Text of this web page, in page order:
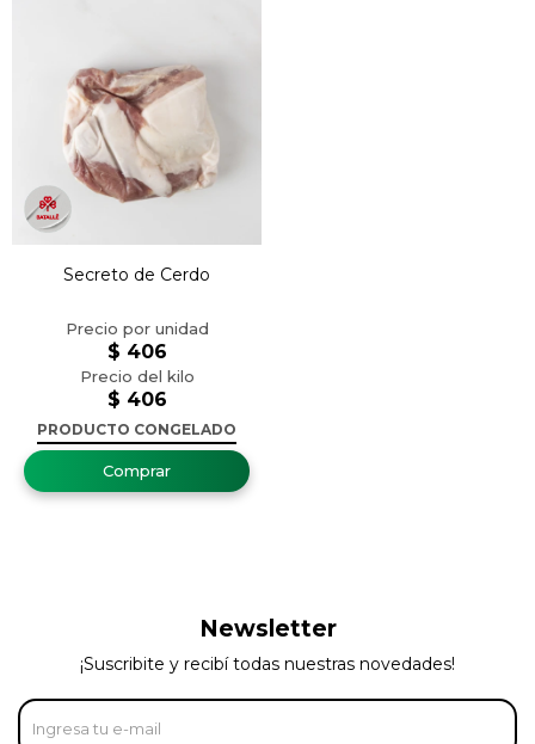
Secreto de Cerdo
$ 406
$ 406
PRODUCTO CONGELADO
Newsletter
¡Suscribite y recibí todas nuestras novedades!